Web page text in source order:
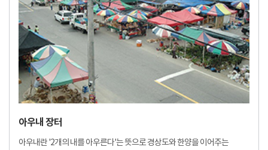
아우내 장터
아우내란 '2개의 내를 아우른다'는 뜻으로 경상도와 한양을 이어주는